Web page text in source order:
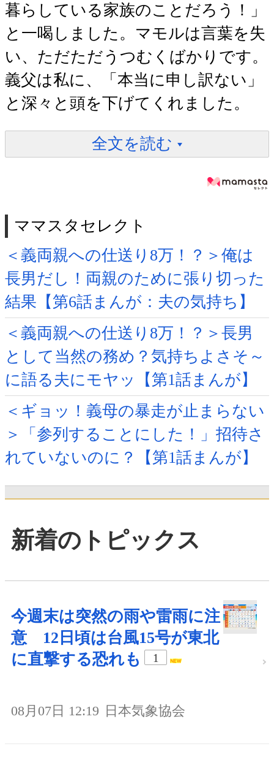
暮らしている家族のことだろう！」
と一喝しました。マモルは言葉を失
い、ただただうつむくばかりです。
義父は私に、「本当に申し訳ない」
と深々と頭を下げてくれました。
全文を読む
ママスタセレクト
＜義両親への仕送り8万！？＞俺は
長男だし！両親のために張り切った
結果【第6話まんが：夫の気持ち】
＜義両親への仕送り8万！？＞長男
として当然の務め？気持ちよさそ～
に語る夫にモヤッ【第1話まんが】
＜ギョッ！義母の暴走が止まらない
＞「参列することにした！」招待さ
れていないのに？【第1話まんが】
新着のトピックス
今週末は突然の雨や雷雨に注
意 12日頃は台風15号が東北
に直撃する恐れも
1
08月07日 12:19 日本気象協会